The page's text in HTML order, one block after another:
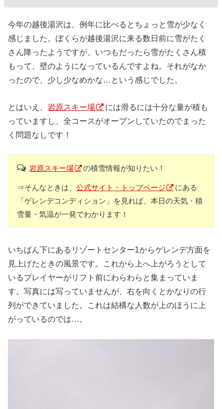
今年の越後湯沢は、例年に比べるとちょっと雪が少なく
感じました。ぼくらが越後湯沢に来る数日前に雪がたく
さん降ったようですが、いつもだったら雪がたくさん積
もって、壁のようになっているんですよね。それがなか
ったので、少し少なめかな…という感じでした。
とはいえ、岩原スキー場
には滑るには十分な量が積も
っていますし、全コースがオープンしていたのでまった
く問題なしです！
岩原スキー場 の積雪情報が知りたい！
⇒そんなときは、公式サイト・トップページ
にある
「ゲレンデコンディション」を見れば、本日の天気・積
雪量・気温が一発でわかります！
いちばん下にあるリゾートセンター1からゲレンデ方面を
見上げたときの風景です。これから上へ上がろうとして
いるプレイヤーがリフト前にわらわらと集まっていま
す。写真には写っていませんが、右を向くとかなりの行
列ができていました。これは結構な人数が上のほうに上
がっているのでは…。